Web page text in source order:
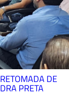
DE
PRETA